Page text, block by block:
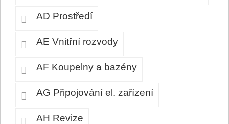
AD Prostředí
AE Vnitřní rozvody
AF Koupelny a bazény
AG Připojování el. zařízení
AH Revize